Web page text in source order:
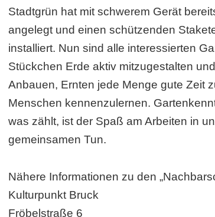
Stadtgrün hat mit schwerem Gerät
angelegt und einen schützenden
installiert. Nun sind alle interessierten
Stückchen Erde aktiv mitzugestalten
Anbauen, Ernten jede Menge gute Zeit
Menschen kennenzulernen.
was zählt, ist der Spaß am Arbeiten in
gemeinsamen Tun.
Nähere Informationen zu den
Kulturpunkt Bruck
Fröbelstraße 6